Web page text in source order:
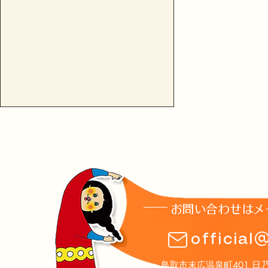
【2026/5/1】「ジョン・コ
ルトレーン生誕100周年記念
コンサートDetroit Jazz
お問い合わせは
鳥取市末広温泉町401 日